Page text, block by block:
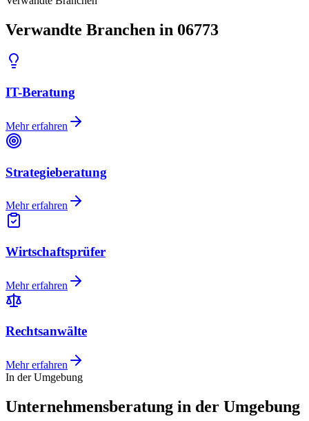
Verwandte Branchen in 06773
IT-Beratung
Mehr erfahren
Strategieberatung
Mehr erfahren
Wirtschaftsprüfer
Mehr erfahren
Rechtsanwälte
Mehr erfahren
In der Umgebung
Unternehmensberatung in der Umgebung